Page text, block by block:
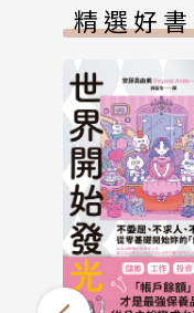
精選好書